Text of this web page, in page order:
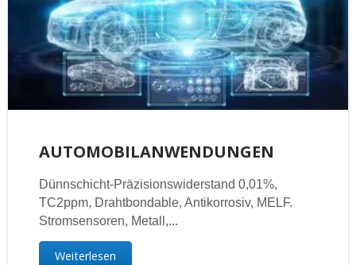
AUTOMOBILANWENDUNGEN
Dünnschicht-Präzisionswiderstand 0,01%,
TC2ppm, Drahtbondable, Antikorrosiv, MELF.
Stromsensoren, Metall,...
Weiterlesen